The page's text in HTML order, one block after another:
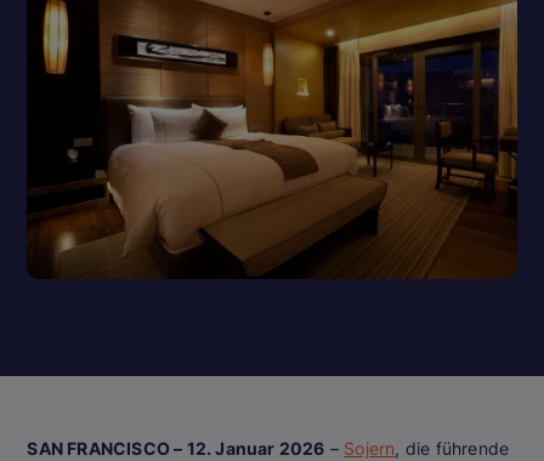
SAN FRANCISCO – 12. Januar 2026 – Sojern, die führende